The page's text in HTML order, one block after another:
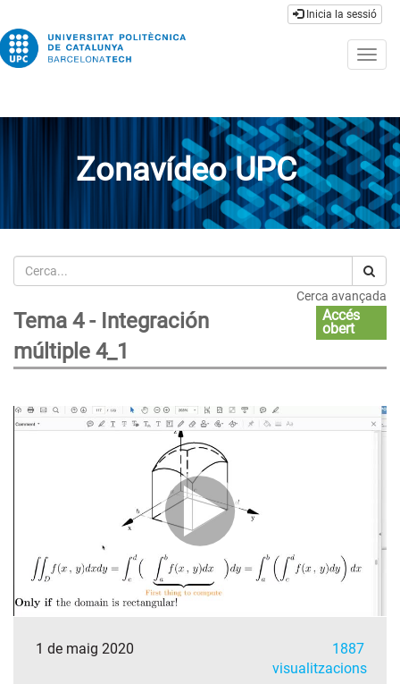
Inicia la sessió
Zonavídeo UPC
Cerca
Cerca avançada
Tema 4 - Integración
múltiple 4_1
Accés
obert
1 de maig 2020
1887
visualitzacions